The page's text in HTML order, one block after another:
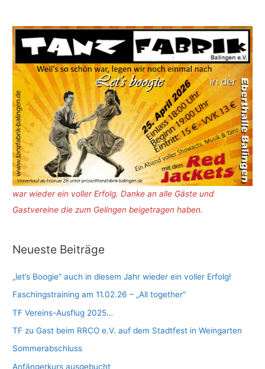
war wieder ein voller Erfolg. Danke an alle Gäste und
Gastvereine die zum Gelingen beigetragen haben.
Neueste Beiträge
„let’s Boogie“ auch in diesem Jahr wieder ein voller Erfolg!
Faschingstraining am 11.02.26 – „All together“
TF Vereins-Ausflug 2025…
TF zu Gast beim RRCO e.V. auf dem Stadtfest in Weingarten
Sommerabschluss
Anfängerkurs ausgebucht